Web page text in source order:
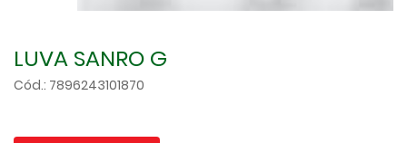
LUVA SANRO G
Cód.: 7896243101870